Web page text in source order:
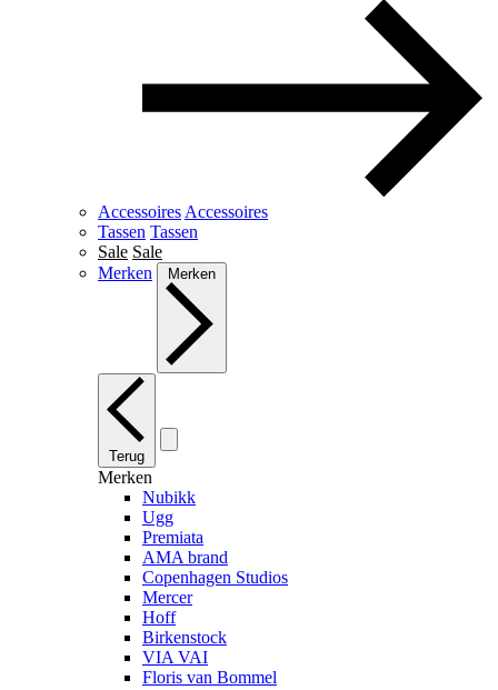
Accessoires Accessoires
Tassen Tassen
Sale Sale
Merken
Merken
Terug
Merken
Nubikk
Ugg
Premiata
AMA brand
Copenhagen Studios
Mercer
Hoff
Birkenstock
VIA VAI
Floris van Bommel